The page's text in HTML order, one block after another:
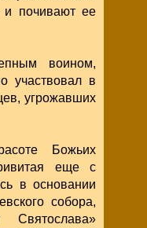
почивают ее
воином,
участвовал в
угрожавших
Божьих
еще с
в основании
собора,
Святослава»